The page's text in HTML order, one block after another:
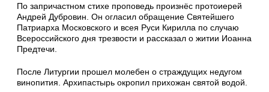
По запричастном стихе проповедь произнёс протоиерей
Андрей Дубровин. Он огласил обращение Святейшего
Патриарха Московского и всея Руси Кирилла по случаю
Всероссийского дня трезвости и рассказал о житии Иоанна
Предтечи.
После Литургии прошел молебен о страждущих недугом
винопития. Архипастырь окропил прихожан святой водой.